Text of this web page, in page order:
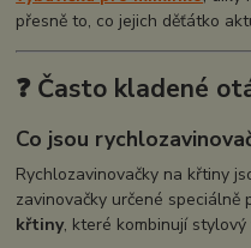
přesně to, co jejich děťátko
❓ Často kladené
Co jsou
Rychlozavinovačky na křtiny
zavinovačky určené
křtiny, které kombinují